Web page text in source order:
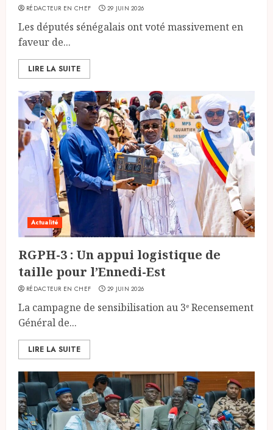
RÉDACTEUR EN CHEF 29 JUIN 2026
Les députés sénégalais ont voté massivement en
faveur de...
LIRE LA SUITE
Actualité
RGPH-3 : Un appui logistique de
taille pour l’Ennedi-Est
RÉDACTEUR EN CHEF 29 JUIN 2026
La campagne de sensibilisation au 3ᵉ Recensement
Général de...
LIRE LA SUITE